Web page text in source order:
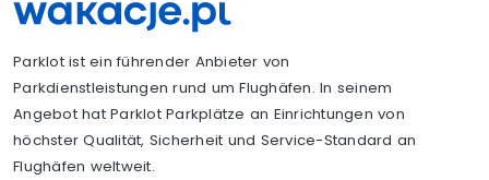
Parklot ist ein führender Anbieter von
Parkdienstleistungen rund um Flughäfen. In seinem
Angebot hat Parklot Parkplätze an Einrichtungen von
höchster Qualität, Sicherheit und Service-Standard an
Flughäfen weltweit.